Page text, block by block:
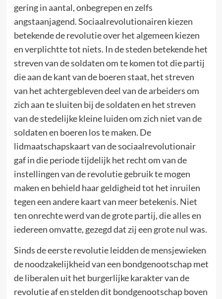
gering in aantal, onbegrepen en zelfs
angstaanjagend. Sociaalrevolutionairen kiezen
betekende de revolutie over het algemeen kiezen
en verplichtte tot niets. In de steden betekende het
streven van de soldaten om te komen tot die partij
die aan de kant van de boeren staat, het streven
van het achtergebleven deel van de arbeiders om
zich aan te sluiten bij de soldaten en het streven
van de stedelijke kleine luiden om zich niet van de
soldaten en boeren los te maken. De
lidmaatschapskaart van de sociaalrevolutionair
gaf in die periode tijdelijk het recht om van de
instellingen van de revolutie gebruik te mogen
maken en behield haar geldigheid tot het inruilen
tegen een andere kaart van meer betekenis. Niet
ten onrechte werd van de grote partij, die alles en
iedereen omvatte, gezegd dat zij een grote nul was.
Sinds de eerste revolutie leidden de mensjewieken
de noodzakelijkheid van een bondgenootschap met
de liberalen uit het burgerlijke karakter van de
revolutie af en stelden dit bondgenootschap boven